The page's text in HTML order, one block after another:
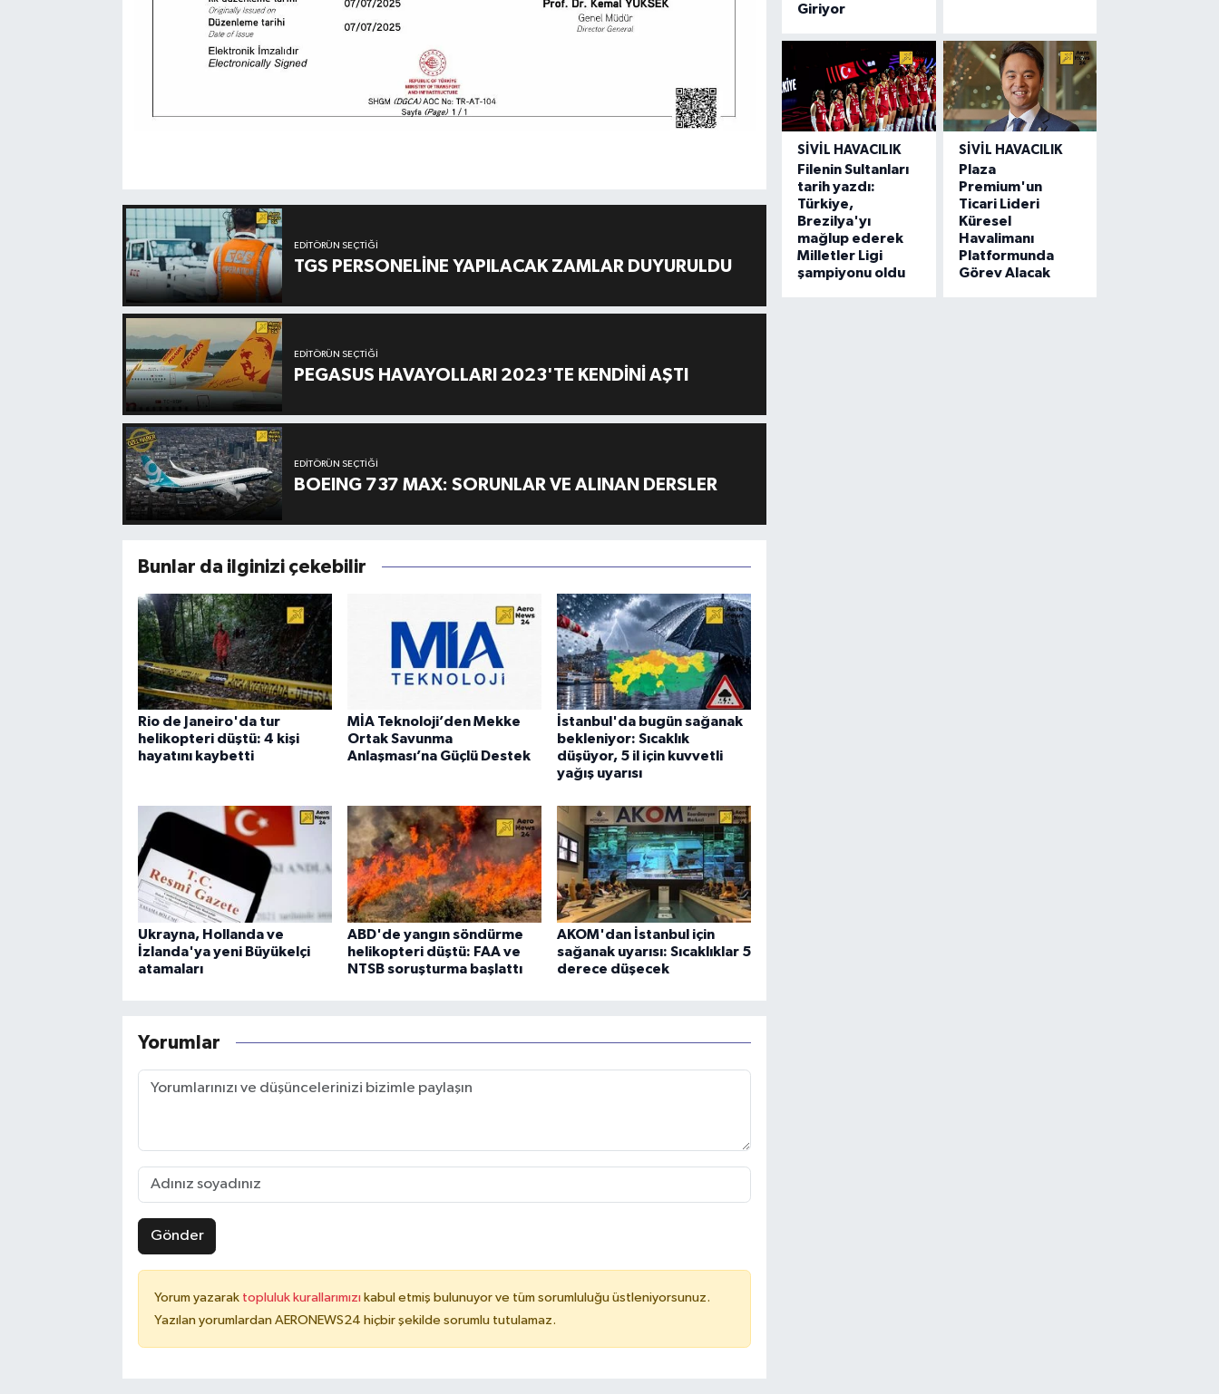
EDITÖRÜN SEÇTIĞI
TGS PERSONELİNE YAPILACAK ZAMLAR DUYURULDU
EDITÖRÜN SEÇTIĞI
PEGASUS HAVAYOLLARI 2023'TE KENDİNİ AŞTI
EDITÖRÜN SEÇTIĞI
BOEING 737 MAX: SORUNLAR VE ALINAN DERSLER
Bunlar da ilginizi çekebilir
Rio de Janeiro'da tur
helikopteri düştü: 4 kişi
hayatını kaybetti
MİA Teknoloji’den Mekke
Ortak Savunma
Anlaşması’na Güçlü Destek
İstanbul'da bugün sağanak
bekleniyor: Sıcaklık
düşüyor, 5 il için kuvvetli
yağış uyarısı
Ukrayna, Hollanda ve
İzlanda'ya yeni Büyükelçi
atamaları
ABD'de yangın söndürme
helikopteri düştü: FAA ve
NTSB soruşturma başlattı
AKOM'dan İstanbul için
sağanak uyarısı: Sıcaklıklar 5
derece düşecek
Yorumlar
Gönder
Yorum yazarak topluluk kurallarımızı kabul etmiş bulunuyor ve tüm sorumluluğu üstleniyorsunuz.
Yazılan yorumlardan AERONEWS24 hiçbir şekilde sorumlu tutulamaz.
Giriyor
SIVIL HAVACILIK
Filenin Sultanları
tarih yazdı:
Türkiye,
Brezilya'yı
mağlup ederek
Milletler Ligi
şampiyonu oldu
SIVIL HAVACILIK
Plaza
Premium'un
Ticari Lideri
Küresel
Havalimanı
Platformunda
Görev Alacak